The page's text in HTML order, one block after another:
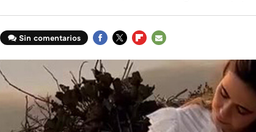
Sin comentarios
MAIL